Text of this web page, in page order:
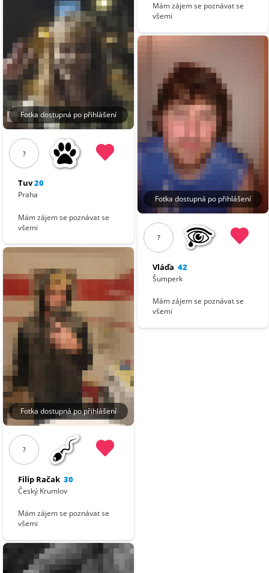
Fotka dostupná po přihlášení
?
Tuv20
Praha
Mám zájem se poznávat se
všemi
Fotka dostupná po přihlášení
?
Filip Račak 30
Český Krumlov
Mám zájem se poznávat se
všemi
Mám zájem se poznávat se
všemi
Fotka dostupná po přihlášení
?
Vláďa 42
Šumperk
Mám zájem se poznávat se
všemi